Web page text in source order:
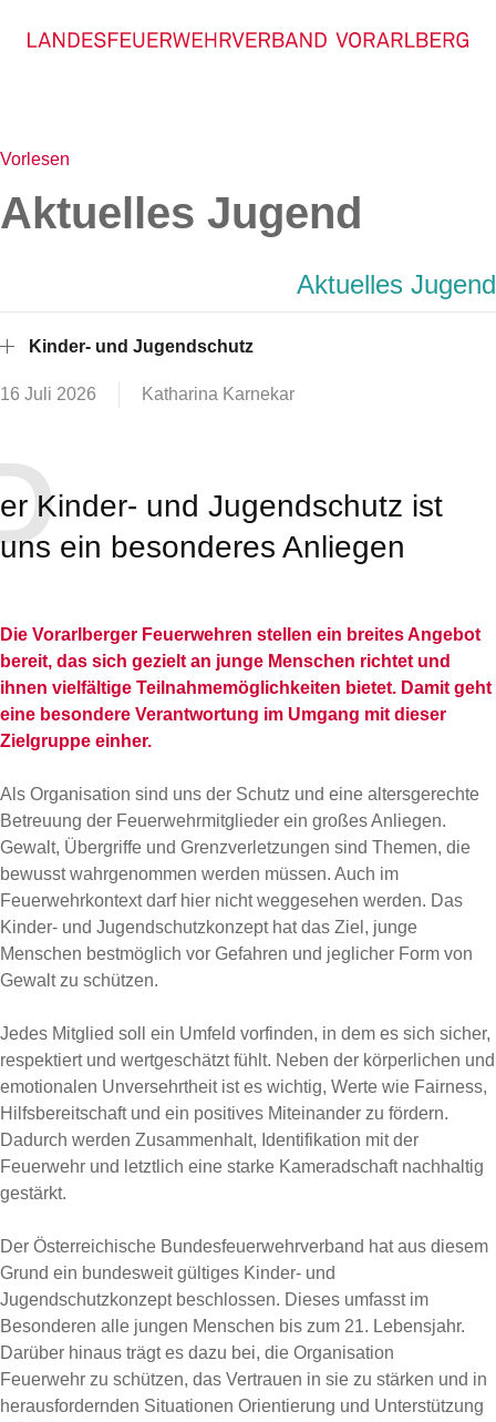
Vorlesen
Aktuelles Jugend
Aktuelles Jugend
Kinder- und Jugendschutz
16 Juli 2026 Katharina Karnekar
er Kinder- und Jugendschutz ist
uns ein besonderes Anliegen
Die Vorarlberger Feuerwehren stellen ein breites Angebot
bereit, das sich gezielt an junge Menschen richtet und
ihnen vielfältige Teilnahmemöglichkeiten bietet. Damit geht
eine besondere Verantwortung im Umgang mit dieser
Zielgruppe einher.
Als Organisation sind uns der Schutz und eine altersgerechte
Betreuung der Feuerwehrmitglieder ein großes Anliegen.
Gewalt, Übergriffe und Grenzverletzungen sind Themen, die
bewusst wahrgenommen werden müssen. Auch im
Feuerwehrkontext darf hier nicht weggesehen werden. Das
Kinder- und Jugendschutzkonzept hat das Ziel, junge
Menschen bestmöglich vor Gefahren und jeglicher Form von
Gewalt zu schützen.
Jedes Mitglied soll ein Umfeld vorfinden, in dem es sich sicher,
respektiert und wertgeschätzt fühlt. Neben der körperlichen und
emotionalen Unversehrtheit ist es wichtig, Werte wie Fairness,
Hilfsbereitschaft und ein positives Miteinander zu fördern.
Dadurch werden Zusammenhalt, Identifikation mit der
Feuerwehr und letztlich eine starke Kameradschaft nachhaltig
gestärkt.
Der Österreichische Bundesfeuerwehrverband hat aus diesem
Grund ein bundesweit gültiges Kinder- und
Jugendschutzkonzept beschlossen. Dieses umfasst im
Besonderen alle jungen Menschen bis zum 21. Lebensjahr.
Darüber hinaus trägt es dazu bei, die Organisation
Feuerwehr zu schützen, das Vertrauen in sie zu stärken und in
herausfordernden Situationen Orientierung und Unterstützung